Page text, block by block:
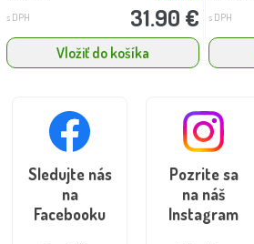
s DPH 31.90 €
Vložiť do košíka
s DPH
Sledujte nás
na
Facebooku
Pozrite sa
na náš
Instagram